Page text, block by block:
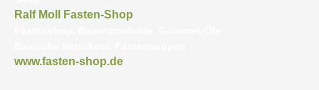
Ralf Moll Fasten-Shop
www.fasten-shop.de